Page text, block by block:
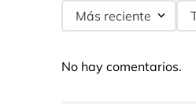
Más reciente
No hay comentarios.